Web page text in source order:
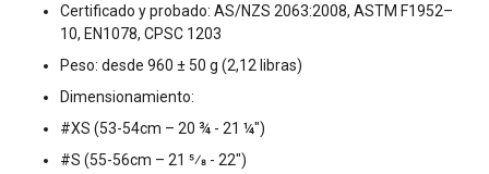
Certificado y probado: AS/NZS 2063:2008, ASTM F1952–
10, EN1078, CPSC 1203
Peso: desde 960 ± 50 g (2,12 libras)
Dimensionamiento:
#XS (53-54cm – 20 ¾ - 21 ¼")
#S (55-56cm – 21 5⁄8 - 22")